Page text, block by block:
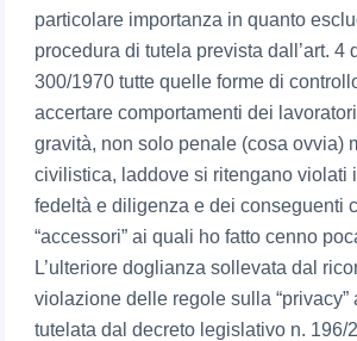
particolare importanza in quanto
procedura di tutela prevista dall’art. 4
300/1970 tutte quelle forme di
accertare comportamenti dei
gravità, non solo penale (cosa ovvia)
civilistica, laddove si ritengano violati
fedeltà e diligenza e dei conseguenti
“accessori” ai quali ho fatto cenno
L’ulteriore doglianza sollevata dal
violazione delle regole sulla “privacy”
tutelata dal decreto legislativo n. 196/